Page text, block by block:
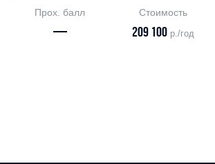
Прох. балл
—
Стоимость
209 100 р./год